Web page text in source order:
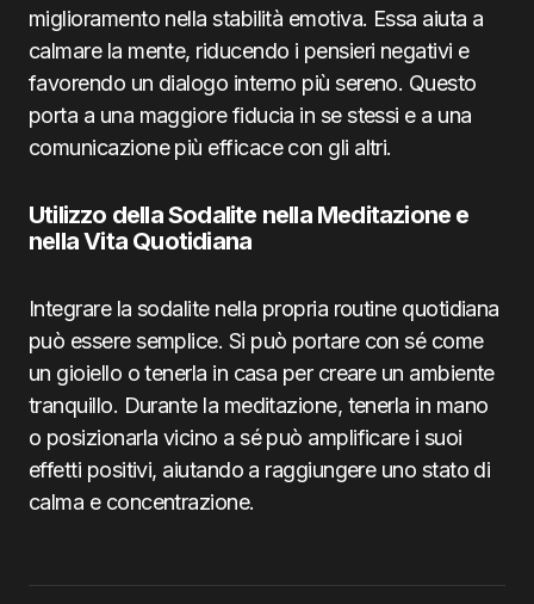
miglioramento nella stabilità emotiva. Essa aiuta a
calmare la mente, riducendo i pensieri negativi e
favorendo un dialogo interno più sereno. Questo
porta a una maggiore fiducia in se stessi e a una
comunicazione più efficace con gli altri.
Utilizzo della Sodalite nella Meditazione e
nella Vita Quotidiana
Integrare la sodalite nella propria routine quotidiana
può essere semplice. Si può portare con sé come
un gioiello o tenerla in casa per creare un ambiente
tranquillo. Durante la meditazione, tenerla in mano
o posizionarla vicino a sé può amplificare i suoi
effetti positivi, aiutando a raggiungere uno stato di
calma e concentrazione.